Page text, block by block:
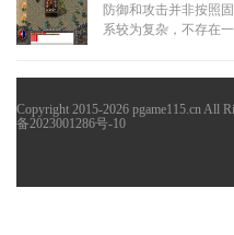
防御和攻击并非按照
系较为复杂，不存在
Copyright 2015-2026 pgame115.cn All
备2023001286号-10